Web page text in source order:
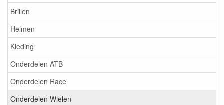
Brillen
Helmen
Kleding
Onderdelen ATB
Onderdelen Race
Onderdelen Wielen